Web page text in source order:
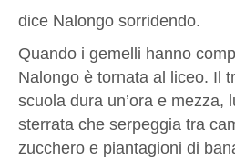
dice Nalongo sorridendo.
Quando i gemelli hanno
Nalongo è tornata al liceo. Il
scuola dura un’ora e mezza,
sterrata che serpeggia tra
zucchero e piantagioni di